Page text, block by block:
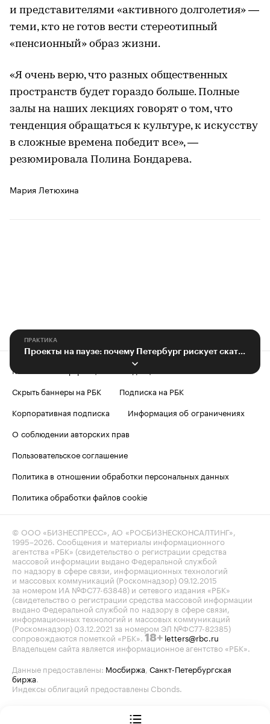
и представителями «активного долголетия» —
теми, кто не готов вести стереотипный
«пенсионный» образ жизни.
«Я очень верю, что разных общественных
пространств будет гораздо больше. Полные
залы на наших лекциях говорят о том, что
тенденция обращаться к культуре, к искусству
в сложные времена победит все», —
резюмировала Полина Бондарева.
Мария Летюхина
ПРАКТИКА
Проекты на паузе: почему Петербург рискует скатиться в провинциальность
Контактная информация
Редакция
Скрыть баннеры на РБК
Подписка на РБК
Корпоративная подписка
Информация об ограничениях
О соблюдении авторских прав
Пользовательское соглашение
Политика в отношении обработки персональных данных
Политика обработки файлов cookie
© ООО «БИЗНЕСПРЕСС», АО «РОСБИЗНЕСКОНСАЛТИНГ»,
1995–2026 . Сообщения и материалы информационного
агентства «РБК» (свидетельство о регистрации средства
массовой информации выдано Федеральной службой
по надзору в сфере связи, информационных технологий
и массовых коммуникаций (Роскомнадзор) 09.12.2015
за номером ИА №ФС77-63848) и сетевого издания «РБК»
(свидетельство о регистрации средства массовой информации
выдано Федеральной службой по надзору в сфере связи,
информационных технологий и массовых коммуникаций
(Роскомнадзор) 03.12.2021 за номером ЭЛ №ФС77-82385)
сопровождаются пометкой «РБК». 18+ letters@rbc.ru
Владельцем сайта является информационное агентство «РБК».
Данные предоставлены: Мосбиржа Санкт-Петербургская
биржа
Индексы облигаций предоставлены Cbonds.